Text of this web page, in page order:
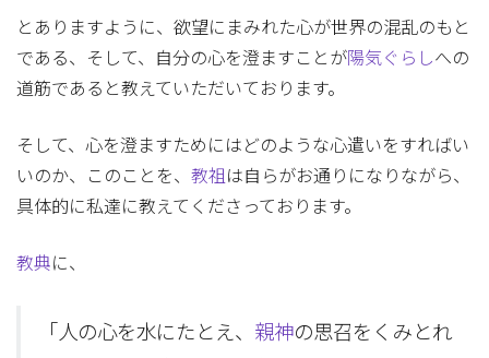
とありますように、欲望にまみれた心が世界の混乱のもと
である、そして、自分の心を澄ますことが陽気ぐらしへの
道筋であると教えていただいております。
そして、心を澄ますためにはどのような心遣いをすればい
いのか、このことを、 教祖 は自らがお通りになりながら、
具体的に私達に教えてくださっております。
教典に、
「人の心を水にたとえ、 親神の思召をくみとれ